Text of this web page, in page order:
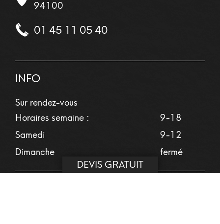
94100
01 45 11 05 40
INFO
Sur rendez-vous
Horaires semaine :
9-18
Samedi
9-12
Dimanche
fermé
DEVIS GRATUIT